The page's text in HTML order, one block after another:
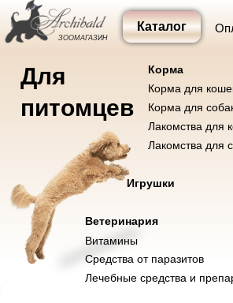
ЗООМАГАЗИН
Каталог
Корма и лакомства Уход и содержание
Игрушки
Для
питомцев
Корма
Корма для
Корма для
Лакомства для
Лакомства для
Ветеринария
Витамины
Лечебные средства и
Средства от паразитов
Корма для собак
Корма для
Лакомства для собак